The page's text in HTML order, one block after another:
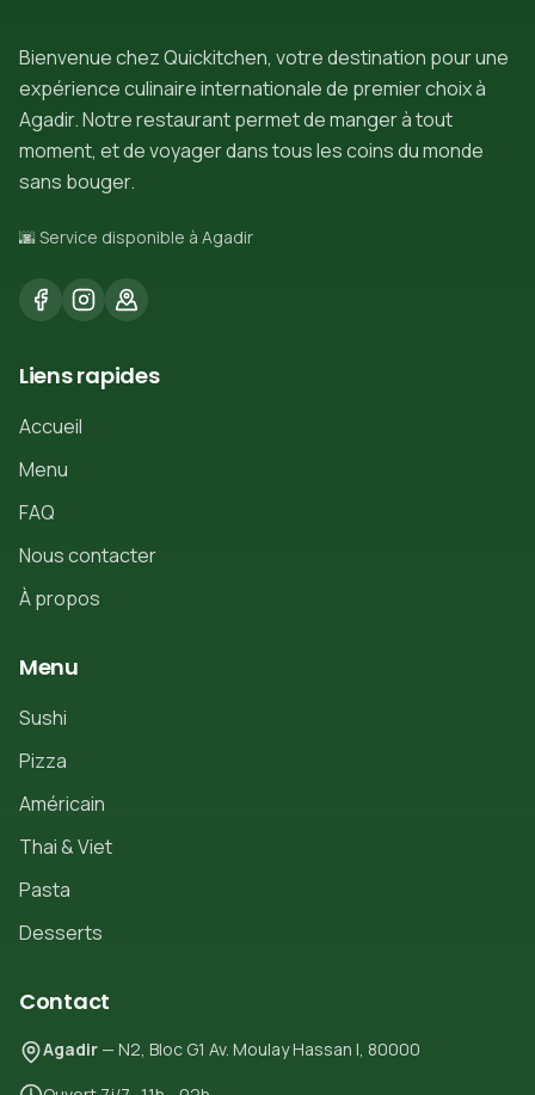
Bienvenue chez Quickitchen, votre destination pour une
expérience culinaire internationale de premier choix à
Agadir. Notre restaurant permet de manger à tout
moment, et de voyager dans tous les coins du monde
sans bouger.
🌆 Service disponible à Agadir
Liens rapides
Accueil
Menu
FAQ
Nous contacter
À propos
Menu
Sushi
Pizza
Américain
Thai & Viet
Pasta
Desserts
Contact
Agadir— N2, Bloc G1 Av. Moulay Hassan I, 80000